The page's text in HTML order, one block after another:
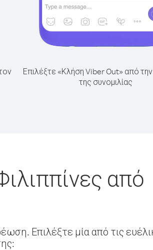
Επιλέξτε «Κλήση Viber Out» από
της συνομιλίας
από
Επιλέξτε μία από τις